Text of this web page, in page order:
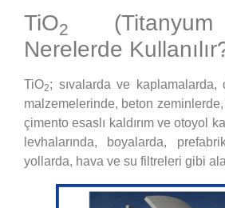
TiO2
Nerelerde
TiO2; sıvalarda ve kaplamalarda,
malzemelerinde, beton zeminlerde,
çimento esaslı kaldırım ve otoyol
levhalarında, boyalarda,
yollarda, hava ve su filtreleri gibi